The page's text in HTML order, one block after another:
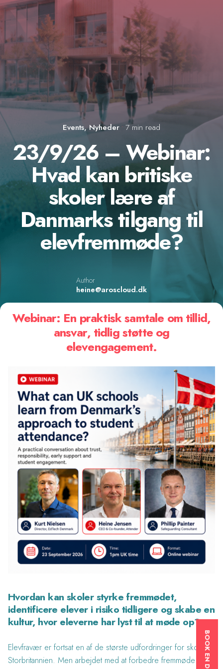
Events Nyheder 7 min read
23/9/26 – Webinar:
Hvad kan britiske
skoler lære af
Danmarks tilgang til
elevfremmøde?
Author
heine@aroscloud.dk
Webinar: En praktisk samtale om tillid,
ansvar, tidlig støtte og
elevengagement.
Hvordan kan skoler styrke fremmødet,
identificere elever i risiko tidligere og skabe en
kultur, hvor eleverne har lyst til at møde op?
Elevfravær er fortsat en af de største udfordringer for skoler i
Storbritannien. Men arbejdet med at forbedre fremmøde